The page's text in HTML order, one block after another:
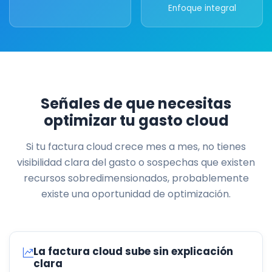
Enfoque integral
Señales de que necesitas
optimizar tu gasto cloud
Si tu factura cloud crece mes a mes, no tienes
visibilidad clara del gasto o sospechas que existen
recursos sobredimensionados, probablemente
existe una oportunidad de optimización.
La factura cloud sube sin explicación
clara